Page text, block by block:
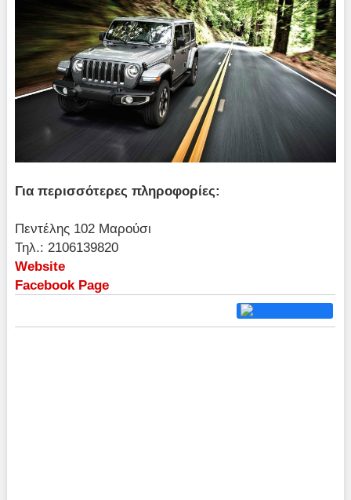
Για περισσότερες πληροφορίες:
Πεντέλης 102 Μαρούσι
Τηλ.: 2106139820
Website
Facebook Page